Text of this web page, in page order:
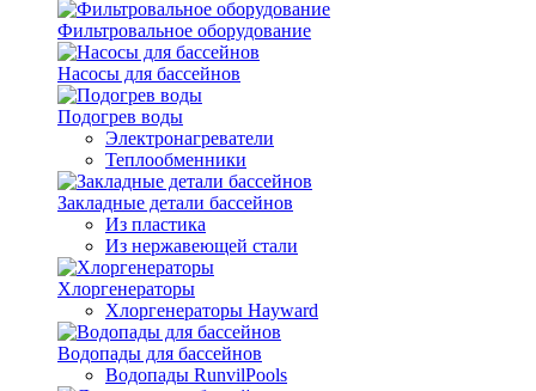
Фильтровальное оборудование
Насосы для бассейнов
Подогрев воды
Электронагреватели
Теплообменники
Закладные детали бассейнов
Из пластика
Из нержавеющей стали
Хлоргенераторы
Хлоргенераторы Hayward
Водопады для бассейнов
Водопады RunvilPools